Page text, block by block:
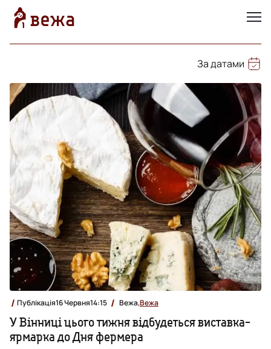
За датами
Публікація16 Червня14:15 Вежа,Вежа
У Вінниці цього тижня відбудеться виставка-
ярмарка до Дня фермера